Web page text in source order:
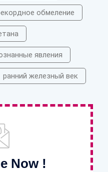
обмеление
явления
ранний железный век
Now !